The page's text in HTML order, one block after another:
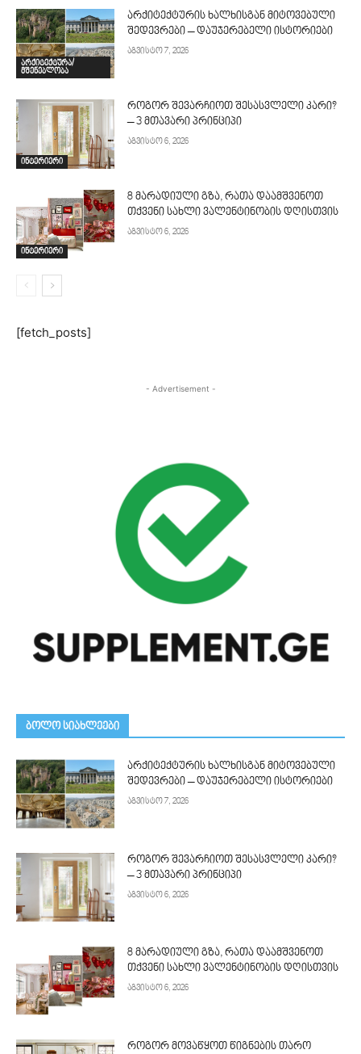
არქიტექტურა/
მშენებლობა
არქიტექტურის ხალხისგან მიტოვებული
შედევრები – დაუჯერებელი ისტორიები
აგვისტო 7, 2026
ინტერიერი
როგორ შევარჩიოთ შესასვლელი კარი?
– 3 მთავარი პრინციპი
აგვისტო 6, 2026
ინტერიერი
8 მარადიული გზა, რათა დაამშვენოთ
თქვენი სახლი ვალენტინობის დღისთვის
აგვისტო 6, 2026
[fetch_posts]
- Advertisement -
ᲑᲝᲚᲝ ᲡᲘᲐᲮᲚᲔᲔᲑᲘ
არქიტექტურის ხალხისგან მიტოვებული
შედევრები – დაუჯერებელი ისტორიები
აგვისტო 7, 2026
როგორ შევარჩიოთ შესასვლელი კარი?
– 3 მთავარი პრინციპი
აგვისტო 6, 2026
8 მარადიული გზა, რათა დაამშვენოთ
თქვენი სახლი ვალენტინობის დღისთვის
აგვისტო 6, 2026
როგორ მოვაწყოთ წიგნების თარო